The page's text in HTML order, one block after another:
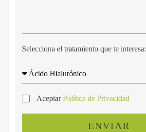
Selecciona el tratamiento que te interesa:
AceptarPolítica de Privacidad
ENVIAR